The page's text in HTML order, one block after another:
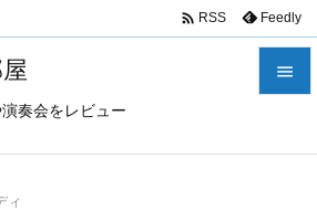
奏会をレビュー

 RSS Feedly
ィ